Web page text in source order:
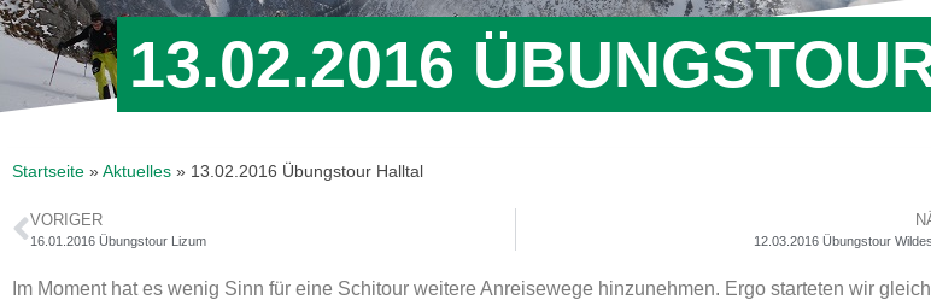
13.02.2016
Startseite » Aktuelles » 13.02.2016 Übungstour Halltal
VORIGER
16.01.2016 Übungstour Lizum 12.03.2016 Übungstour
Im Moment hat es wenig Sinn für eine Schitour weitere Anreisewege hinzunehmen. Ergo starteten wir